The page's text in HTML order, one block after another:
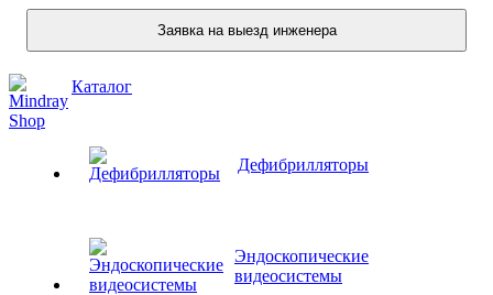
Заявка на выезд инженера
Каталог
Дефибрилляторы
Эндоскопические
видеосистемы